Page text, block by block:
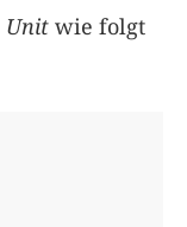
Unit wie folgt